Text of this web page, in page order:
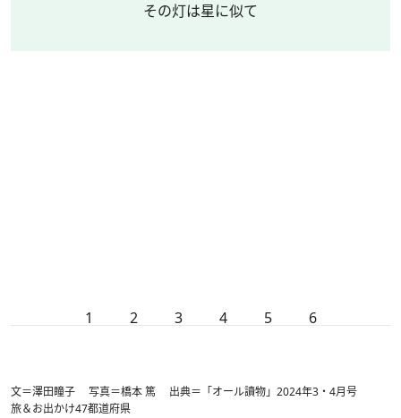
その灯は星に似て
1 2 3 4 5 6
文＝澤田瞳子 写真＝橋本 篤 出典＝「オール讀物」2024年3・4月号
旅＆お出かけ47都道府県